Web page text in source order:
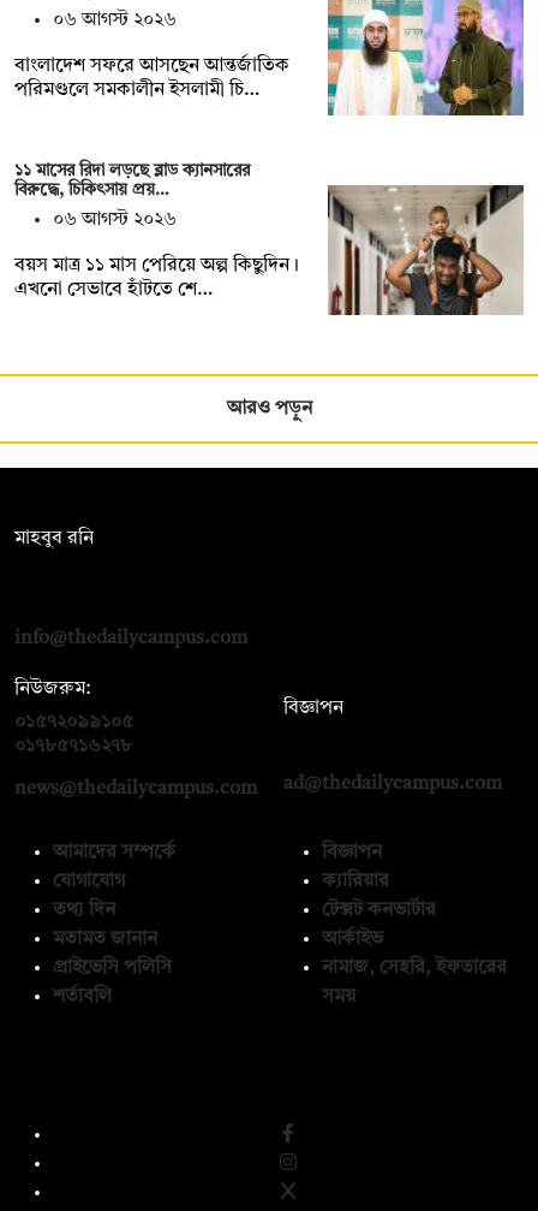
০৬ আগস্ট ২০২৬
বাংলাদেশ সফরে আসছেন আন্তর্জাতিক
পরিমণ্ডলে সমকালীন ইসলামী চি…
১১ মাসের রিদা লড়ছে ব্লাড ক্যানসারের
বিরুদ্ধে, চিকিৎসায় প্রয়…
০৬ আগস্ট ২০২৬
বয়স মাত্র ১১ মাস পেরিয়ে অল্প কিছুদিন।
এখনো সেভাবে হাঁটতে শে…
আরও পড়ুন
মাহবুব রনি
info@thedailycampus.com
নিউজরুম:
০১৫৭২০৯৯১০৫
০১৭৮৫৭১৬২৭৮
news@thedailycampus.com
বিজ্ঞাপন
ad@thedailycampus.com
আমাদের সম্পর্কে
যোগাযোগ
তথ্য দিন
মতামত জানান
প্রাইভেসি পলিসি
শর্তাবলি
বিজ্ঞাপন
ক্যারিয়ার
টেক্সট কনভার্টার
আর্কাইভ
নামাজ, সেহরি, ইফতারের
সময়